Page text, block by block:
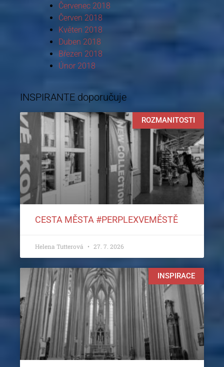
Červenec 2018
Červen 2018
Květen 2018
Duben 2018
Březen 2018
Únor 2018
INSPIRANTE doporučuje
ROZMANITOSTI
CESTA MĚSTA #PERPLEXVEMĚSTĚ
Helena Tutterová 27. 7. 2026
INSPIRACE